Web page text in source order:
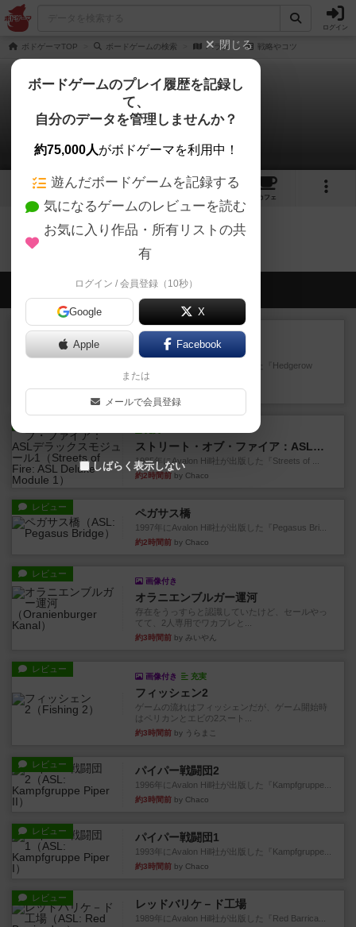
ログイン
ボドゲーマTOP ボードゲームの検索 バラダ 戦略やコツ
バラダ
0件の戦略やコツ
1 1
カフェ
バラダのトップに戻る
会員の新しい投稿
レビュー
ヘッジロウ・ヘル
1987年にAvalon Hill社が出版した『Hedgerow
He...
約2時間前by Chaco
ストリート・オブ・ファイア：ASLデラックスモジュール1
1985年にAvalon Hill社が出版した『Streets of ...
約2時間前 by Chaco
レビュー ペガサス橋
1997年にAvalon Hill社が出版した『Pegasus Bri...
約2時間前 by Chaco
レビュー
画像付き
オラニエンブルガー運河
存在をうっすらと認識していたけど、セールやっ
てて、2人専用でワカプレと...
約3時間前 by みいやん
レビュー
画像付き 充実
フィッシェン2
ゲームの流れはフィッシェンだが、ゲーム開始時
はペリカンとエビの2スート...
約3時間前 by うらまこ
レビュー パイパー戦闘団2
1996年にAvalon Hill社が出版した『Kampfgruppe...
約3時間前 by Chaco
レビュー パイパー戦闘団1
1993年にAvalon Hill社が出版した『Kampfgruppe...
約3時間前 by Chaco
レビュー レッドバリケ－ド工場
1989年にAvalon Hill社が出版した『Red Barrica...
閉じる
ボードゲームのプレイ履歴を記録し
て、
自分のデータを管理しませんか？
約75,000人がボドゲーマを利用中！
遊んだボードゲームを記録する
気になるゲームのレビューを読む
お気に入り作品・所有リストの共
有
ログイン / 会員登録（10秒）
Google X
Apple Facebook
または
メールで会員登録
しばらく表示しない